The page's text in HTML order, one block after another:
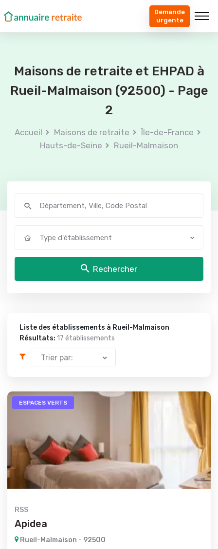
Demande
urgente
Maisons de retraite et EHPAD à
Rueil-Malmaison (92500) - Page
2
Accueil Maisons de retraite
Île-de-France
Hauts-de-Seine
Rueil-Malmaison
Type d'établissement
Rechercher
Liste des établissements à Rueil-Malmaison
Résultats: 17 établissements
Trier par:
ESPACES VERTS
RSS
Apidea
Rueil-Malmaison - 92500